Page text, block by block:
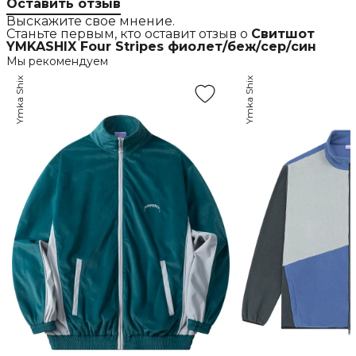
Оставить отзыв
Выскажите свое мнение.
Станьте первым, кто оставит отзыв о Свитшот
YMKASHIX Four Stripes фиолет/беж/сер/син
Мы рекомендуем
Ymka Shix Ymka Shix